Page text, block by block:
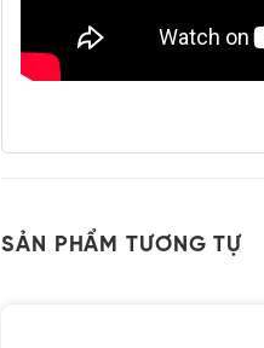
SẢN PHẨM TƯƠNG TỰ